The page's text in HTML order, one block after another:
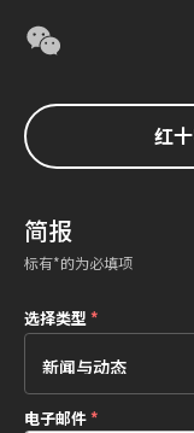
红
简报
标有*的为必填项
选择类型*
电子邮件*